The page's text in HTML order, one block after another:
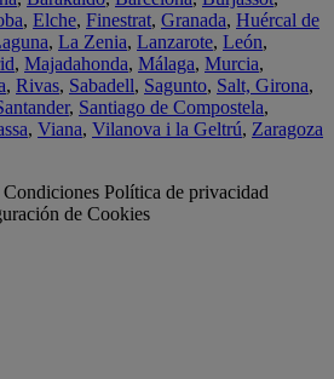
, Elche, Finestrat, Granada, Huércal de
, La Zenia, Lanzarote, León,
, Majadahonda, Málaga, Murcia,
, Rivas, Sabadell, Sagunto, Salt, Girona,
, Santiago de Compostela,
, Viana, Vilanova i la Geltrú, Zaragoza
Política de privacidad
de Cookies